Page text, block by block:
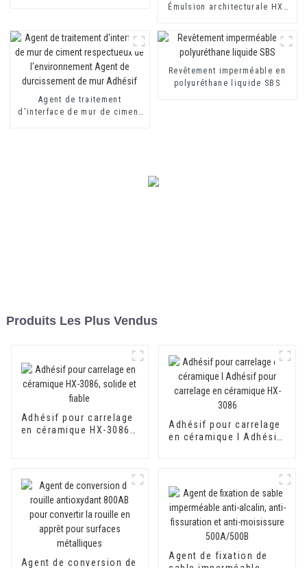
Émulsion architecturale HX-
Agent de traitement
d'interface de mur de ciment
Revêtement imperméable en
polyuréthane liquide SBS
Produits Les Plus Vendus
Adhésif pour carrelage
en céramique HX-3086,
Adhésif pour carrelage
en céramique I Adhésif
Agent de conversion de
Agent de fixation de